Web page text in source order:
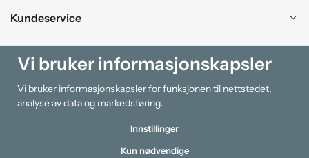
Kundeservice
Kjøpesenter
Information
Vi bruker informasjonskapsler
Vi bruker informasjonskapsler for funksjonen til nettstedet,
analyse av data og markedsføring.
Innstillinger
Kun nødvendige